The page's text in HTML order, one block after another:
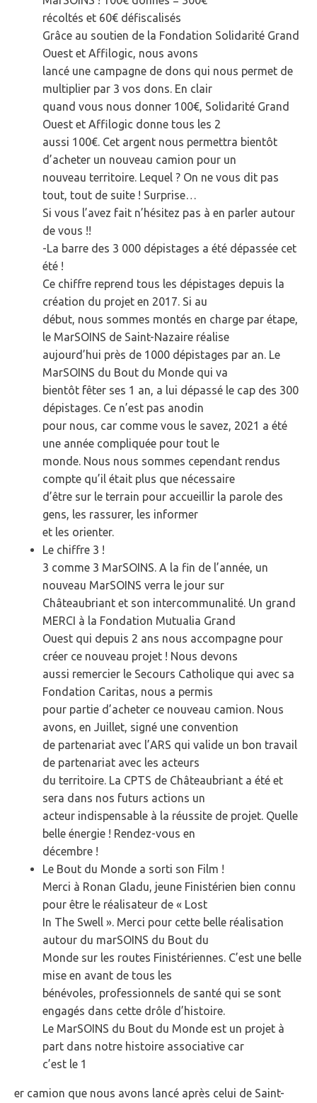
récoltés et 60€ défiscalisés
Grâce au soutien de la Fondation Solidarité Grand
Ouest et Affilogic, nous avons
lancé une campagne de dons qui nous permet de
multiplier par 3 vos dons. En clair
quand vous nous donner 100€, Solidarité Grand
Ouest et Affilogic donne tous les 2
aussi 100€. Cet argent nous permettra bientôt
d’acheter un nouveau camion pour un
nouveau territoire. Lequel ? On ne vous dit pas
tout, tout de suite ! Surprise…
Si vous l’avez fait n’hésitez pas à en parler autour
de vous !!
-La barre des 3 000 dépistages a été dépassée cet
été !
Ce chiffre reprend tous les dépistages depuis la
création du projet en 2017. Si au
début, nous sommes montés en charge par étape,
le MarSOINS de Saint-Nazaire réalise
aujourd’hui près de 1000 dépistages par an. Le
MarSOINS du Bout du Monde qui va
bientôt fêter ses 1 an, a lui dépassé le cap des 300
dépistages. Ce n’est pas anodin
pour nous, car comme vous le savez, 2021 a été
une année compliquée pour tout le
monde. Nous nous sommes cependant rendus
compte qu’il était plus que nécessaire
d’être sur le terrain pour accueillir la parole des
gens, les rassurer, les informer
et les orienter.
Le chiffre 3 !
3 comme 3 MarSOINS. A la fin de l’année, un
nouveau MarSOINS verra le jour sur
Châteaubriant et son intercommunalité. Un grand
MERCI à la Fondation Mutualia Grand
Ouest qui depuis 2 ans nous accompagne pour
créer ce nouveau projet ! Nous devons
aussi remercier le Secours Catholique qui avec sa
Fondation Caritas, nous a permis
pour partie d’acheter ce nouveau camion. Nous
avons, en Juillet, signé une convention
de partenariat avec l’ARS qui valide un bon travail
de partenariat avec les acteurs
du territoire. La CPTS de Châteaubriant a été et
sera dans nos futurs actions un
acteur indispensable à la réussite de projet. Quelle
belle énergie ! Rendez-vous en
décembre !
Le Bout du Monde a sorti son Film !
Merci à Ronan Gladu, jeune Finistérien bien connu
pour être le réalisateur de « Lost
In The Swell ». Merci pour cette belle réalisation
autour du marSOINS du Bout du
Monde sur les routes Finistériennes. C’est une belle
mise en avant de tous les
bénévoles, professionnels de santé qui se sont
engagés dans cette drôle d’histoire.
Le MarSOINS du Bout du Monde est un projet à
part dans notre histoire associative car
c’est le 1
er camion que nous avons lancé après celui de Saint-